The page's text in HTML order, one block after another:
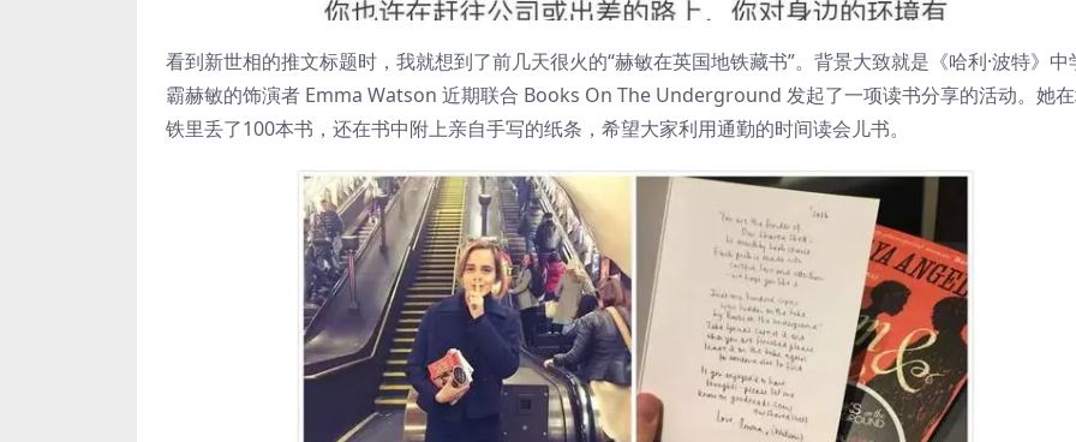
看到新世相的推文标题时，我就想到了前几天很火的“赫敏在英国地铁藏书”。背景大致就是《哈利·波特》中
霸赫敏的饰演者 Emma Watson 近期联合 Books On The Underground 发起了一项读书分享的活动。她
铁里丢了100本书，还在书中附上亲自手写的纸条，希望大家利用通勤的时间读会儿书。